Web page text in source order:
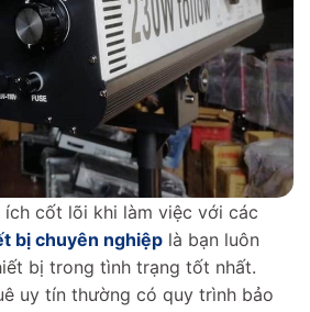
cốt lõi khi làm việc với các
bị chuyên nghiệp là bạn luôn
bị trong tình trạng tốt nhất.
uy tín thường có quy trình bảo